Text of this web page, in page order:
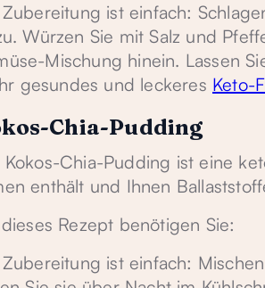
ist einfach:
Würzen Sie mit Salz und
Mischung hinein. Lassen
gesundes und leckeres Keto-
Chia-Pudding
Kokos-Chia-Pudding ist eine
enthält und Ihnen
Rezept benötigen Sie:
ist einfach: